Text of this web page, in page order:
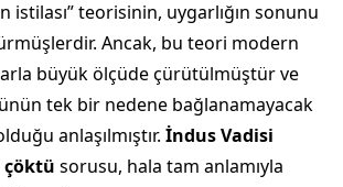
istilası” teorisinin, uygarlığın sonunu
Ancak, bu teori modern
büyük ölçüde çürütülmüştür ve
tek bir nedene bağlanamayacak
anlaşılmıştır. İndus Vadisi
çöktü sorusu, hala tam anlamıyla